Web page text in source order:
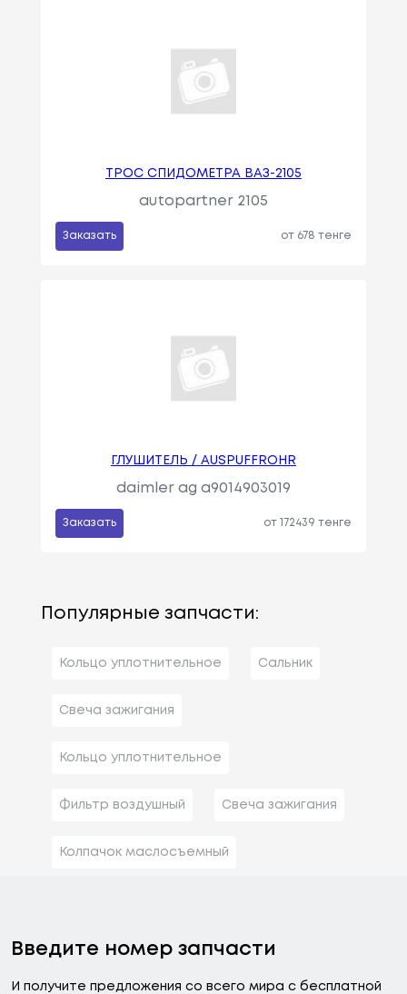
ТРОС СПИДОМЕТРА ВАЗ-2105
autopartner 2105
Заказать от 678 тенге
ГЛУШИТЕЛЬ / AUSPUFFROHR
daimler ag a9014903019
Заказать от 172439 тенге
Популярные запчасти:
Кольцо уплотнительное Сальник
Свеча зажигания
Кольцо уплотнительное
Фильтр воздушный Свеча зажигания
Колпачок маслосъемный
Введите номер запчасти
И получите предложения со всего мира с бесплатной